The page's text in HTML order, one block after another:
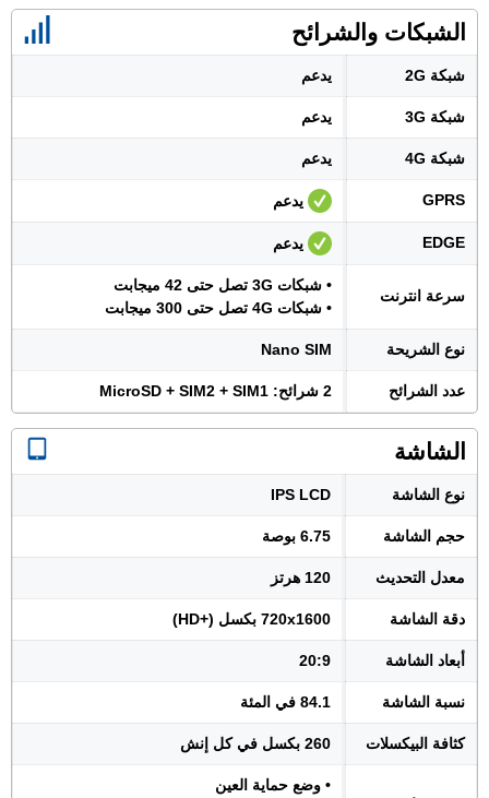
الشبكات والشرائح
شبكة 2G يدعم
شبكة 3G يدعم
شبكة 4G يدعم
GPRS يدعم
EDGE يدعم
سرعة انترنت
• شبكات 3G تصل حتى 42 ميجابت
• شبكات 4G تصل حتى 300 ميجابت
نوع الشريحة Nano SIM
عدد الشرائح 2 شرائح: MicroSD + SIM2 + SIM1
الشاشة
نوع الشاشة IPS LCD
حجم الشاشة 6.75 بوصة
معدل التحديث 120 هرتز
دقة الشاشة 720x1600 بكسل (+HD)
أبعاد الشاشة 20:9
نسبة الشاشة 84.1 في المئة
كثافة البيكسلات 260 بكسل في كل إنش
• وضع حماية العين